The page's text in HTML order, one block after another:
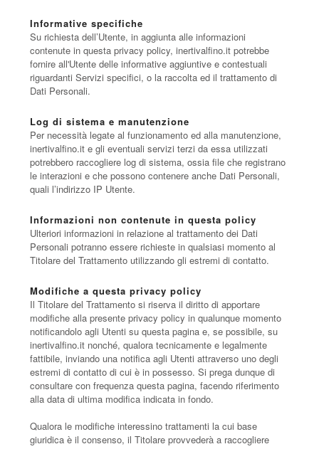
Informative specifiche
Su richiesta dell’Utente, in aggiunta alle informazioni
contenute in questa privacy policy, inertivalfino.it potrebbe
fornire all'Utente delle informative aggiuntive e contestuali
riguardanti Servizi specifici, o la raccolta ed il trattamento di
Dati Personali.
Log di sistema e manutenzione
Per necessità legate al funzionamento ed alla manutenzione,
inertivalfino.it e gli eventuali servizi terzi da essa utilizzati
potrebbero raccogliere log di sistema, ossia file che registrano
le interazioni e che possono contenere anche Dati Personali,
quali l’indirizzo IP Utente.
Informazioni non contenute in questa policy
Ulteriori informazioni in relazione al trattamento dei Dati
Personali potranno essere richieste in qualsiasi momento al
Titolare del Trattamento utilizzando gli estremi di contatto.
Modifiche a questa privacy policy
Il Titolare del Trattamento si riserva il diritto di apportare
modifiche alla presente privacy policy in qualunque momento
notificandolo agli Utenti su questa pagina e, se possibile, su
inertivalfino.it nonché, qualora tecnicamente e legalmente
fattibile, inviando una notifica agli Utenti attraverso uno degli
estremi di contatto di cui è in possesso. Si prega dunque di
consultare con frequenza questa pagina, facendo riferimento
alla data di ultima modifica indicata in fondo.
Qualora le modifiche interessino trattamenti la cui base
giuridica è il consenso, il Titolare provvederà a raccogliere